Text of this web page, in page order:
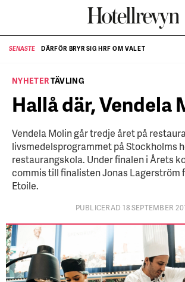
SENASTE DÄRFÖR BRYR SIG HRF OM VALET
NYHETERTÄVLING
Hallå där, Vendela
Vendela Molin går tredje året på
livsmedelsprogrammet på Stockholms
restaurangskola. Under finalen i Årets
commis till finalisten Jonas Lagerström
Etoile.
PUBLICERAD 18 SEPTEMBER